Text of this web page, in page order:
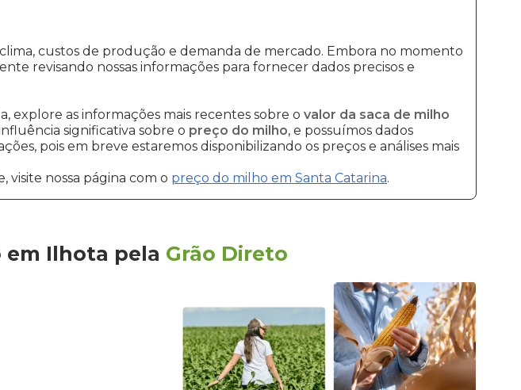
custos de produção e demanda de mercado. Embora no momento
revisando nossas informações para fornecer dados precisos e
explore as informações mais recentes sobre o valor da saca de milho
significativa sobre o preço do milho, e possuímos dados
pois em breve estaremos disponibilizando os preços e análises mais
visite nossa página com o preço do milho em Santa Catarina.
em Ilhota pela Grão Direto